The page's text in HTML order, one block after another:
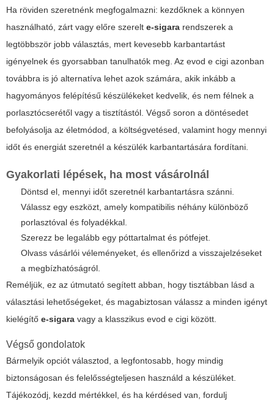
Ha röviden szeretnénk megfogalmazni: kezdőknek a könnyen
használható, zárt vagy előre szerelt e-sigara rendszerek a
legtöbbször jobb választás, mert kevesebb karbantartást
igényelnek és gyorsabban tanulhatók meg. Az evod e cigi azonban
továbbra is jó alternatíva lehet azok számára, akik inkább a
hagyományos felépítésű készülékeket kedvelik, és nem félnek a
porlasztócserétől vagy a tisztítástól. Végső soron a döntésedet
befolyásolja az életmódod, a költségvetésed, valamint hogy mennyi
időt és energiát szeretnél a készülék karbantartására fordítani.
Gyakorlati lépések, ha most vásárolnál
Döntsd el, mennyi időt szeretnél karbantartásra szánni.
Válassz egy eszközt, amely kompatibilis néhány különböző
porlasztóval és folyadékkal.
Szerezz be legalább egy póttartalmat és pótfejet.
Olvass vásárlói véleményeket, és ellenőrizd a visszajelzéseket
a megbízhatóságról.
Reméljük, ez az útmutató segített abban, hogy tisztábban lásd a
választási lehetőségeket, és magabiztosan válassz a minden igényt
kielégítő e-sigara vagy a klasszikus evod e cigi között.
Végső gondolatok
Bármelyik opciót választod, a legfontosabb, hogy mindig
biztonságosan és felelősségteljesen használd a készüléket.
Tájékozódj, kezdd mértékkel, és ha kérdésed van, fordulj